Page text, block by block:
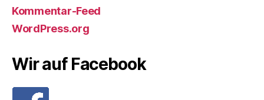
Kommentar-Feed
WordPress.org
Wir auf Facebook